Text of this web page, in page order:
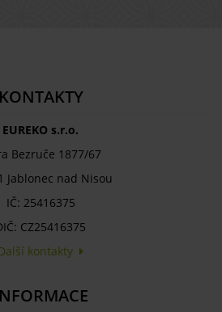
KONTAKTY
EUREKO s.r.o.
Bezruče 1877/67
Jablonec nad Nisou
IČ: 25416375
CZ25416375
kontakty